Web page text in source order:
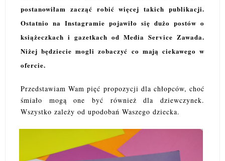
postanowiłam zacząć robić więcej takich publikacji.
Ostatnio na Instagramie pojawiło się dużo postów o
książeczkach i gazetkach od Media Service Zawada.
Niżej będziecie mogli zobaczyć co mają ciekawego w
ofercie.
Przedstawiam Wam pięć propozycji dla chłopców, choć
śmiało mogą one być również dla dziewczynek.
Wszystko zależy od upodobań Waszego dziecka.